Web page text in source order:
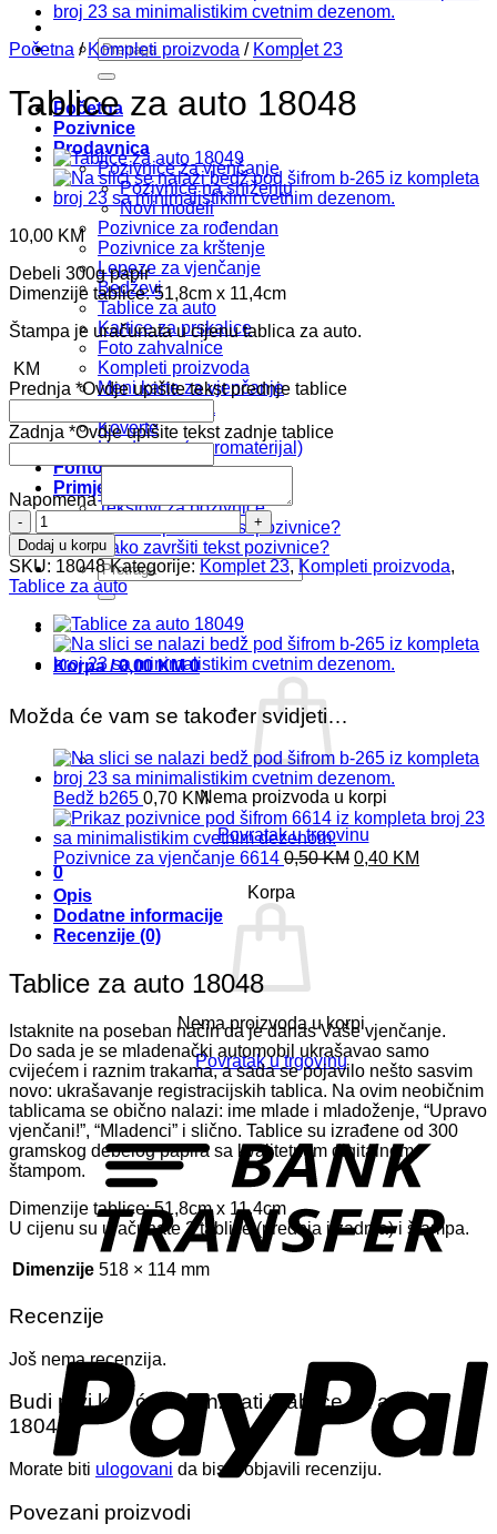
Pretraži:
Početna
Pozivnice
Prodavnica
Pozivnice za vjenčanje
Pozivnice na sniženju
Novi modeli
Pozivnice za rođendan
Pozivnice za krštenje
Lepeze za vjenčanje
Bedževi
Tablice za auto
Kartice za prskalice
Foto zahvalnice
Kompleti proizvoda
Meni karte za vjenčanje
Koverte
Uradi sam (repromaterijal)
Fontovi i Boje
Primjeri Tekstova
Tekstovi za pozivnice
Kako započeti tekst pozivnice?
Kako završiti tekst pozivnice?
Pretraži:
Korpa /0,00KM 0
Nema proizvoda u korpi
Povratak u trgovinu
0
Korpa
Nema proizvoda u korpi
Povratak u trgovinu
Početna / Kompleti proizvoda / Komplet 23
Tablice za auto 18048
10,00 KM
Debeli 300g papir
Dimenzije tablice: 51,8cm x 11,4cm
Štampa je uračunata u cijenu tablica za auto.
KM
Prednja *Ovdje upišite tekst prednje tablice
Zadnja *Ovdje upišite tekst zadnje tablice
Napomena
Tablice
za
auto
18048
količina
Dodaj u korpu
SKU: 18048 Kategorije: Komplet 23, Kompleti proizvoda,
Tablice za auto
Možda će vam se također svidjeti…
Bedž b265 0,70 KM
Pozivnice za vjenčanje 6614 0,50KM Original
0,40 KM
Opis
Dodatne informacije
Recenzije (0)
Tablice za auto 18048
Istaknite na poseban način da je danas Vaše vjenčanje.
Do sada je se mladenački automobil ukrašavao samo
cvijećem i raznim trakama, a sada se pojavilo nešto sasvim
novo: ukrašavanje registracijskih tablica. Na ovim neobičnim
tablicama se obično nalazi: ime mlade i mladoženje, “Upravo
vjenčani!”, “Mladenci” i slično. Tablice su izrađene od 300
gramskog debelog papira sa kvalitetnom digitalnom
štampom.
Dimenzije tablice: 51,8cm x 11,4cm
U cijenu su uračunate 2 tablice (prednja i zadnja) i štampa.
Dimenzije 518 × 114 mm
Recenzije
Još nema recenzija.
Budi prvi koji će recenzirati “Tablice za auto
18048”
Morate biti ulogovani da biste objavili recenziju.
Povezani proizvodi